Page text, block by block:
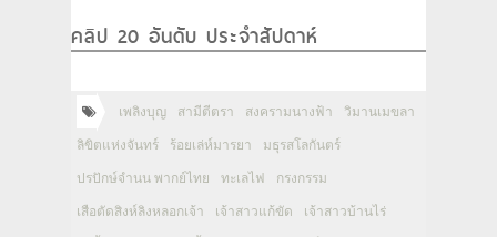
คลิป 20 อันดับ ประจำสัปดาห์
เพลิงบุญ สามีตีตรา สงครามนางฟ้า วิมานเมขลา
ลิขิตแห่งจันทร์ ร้อยเล่ห์มารยา มธุรสโลกันตร์
ปรปักษ์จำนน พากย์ไทย ทะเลไฟ กรงกรรม
เสือตัดสิงห์ลิงหลอกเจ้า เจ้าสาวแก้ขัด เจ้าสาวบ้านไร่